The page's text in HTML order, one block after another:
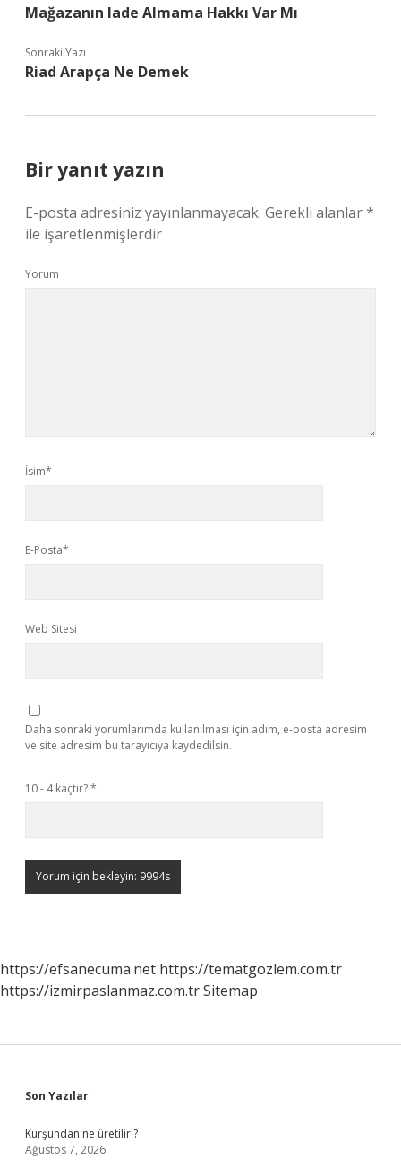
Mağazanın Iade Almama Hakkı Var Mı
Sonraki Yazı
Riad Arapça Ne Demek
Bir yanıt yazın
E-posta adresiniz yayınlanmayacak. Gerekli alanlar*
ile işaretlenmişlerdir
Yorum
İsim*
E-Posta*
Web Sitesi
Daha sonraki yorumlarımda kullanılması için adım, e-posta adresim
ve site adresim bu tarayıcıya kaydedilsin.
10 - 4 kaçtır?*
https://efsanecuma.net https://tematgozlem.com.tr
https://izmirpaslanmaz.com.trSitemap
Sidebar
Son Yazılar
Kurşundan ne üretilir ?
Ağustos 7, 2026